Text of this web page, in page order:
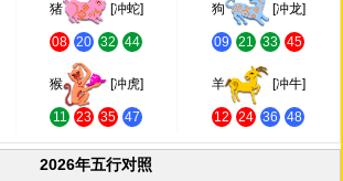
猪 [冲蛇]
08 20 32 44
狗 [冲龙]
09 21 33 45
猴 [冲虎]
11 23 35 47
羊 [冲牛]
12 24 36 48
2026年五行对照